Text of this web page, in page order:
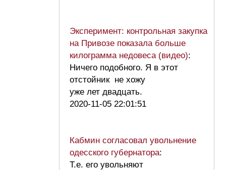
Эксперимент: контрольная закупка
на Привозе показала больше
килограмма недовеса (видео):
Ничего подобного. Я в этот
отстойник не хожу
уже лет двадцать.
2020-11-05 22:01:51
Кабмин согласовал увольнение
одесского губернатора:
Т.е. его увольняют